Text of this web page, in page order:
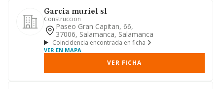
Garcia muriel sl
Construccion
Paseo Gran Capitan, 66,
37006, Salamanca, Salamanca
Coincidencia encontrada en ficha
VER EN MAPA
VER FICHA